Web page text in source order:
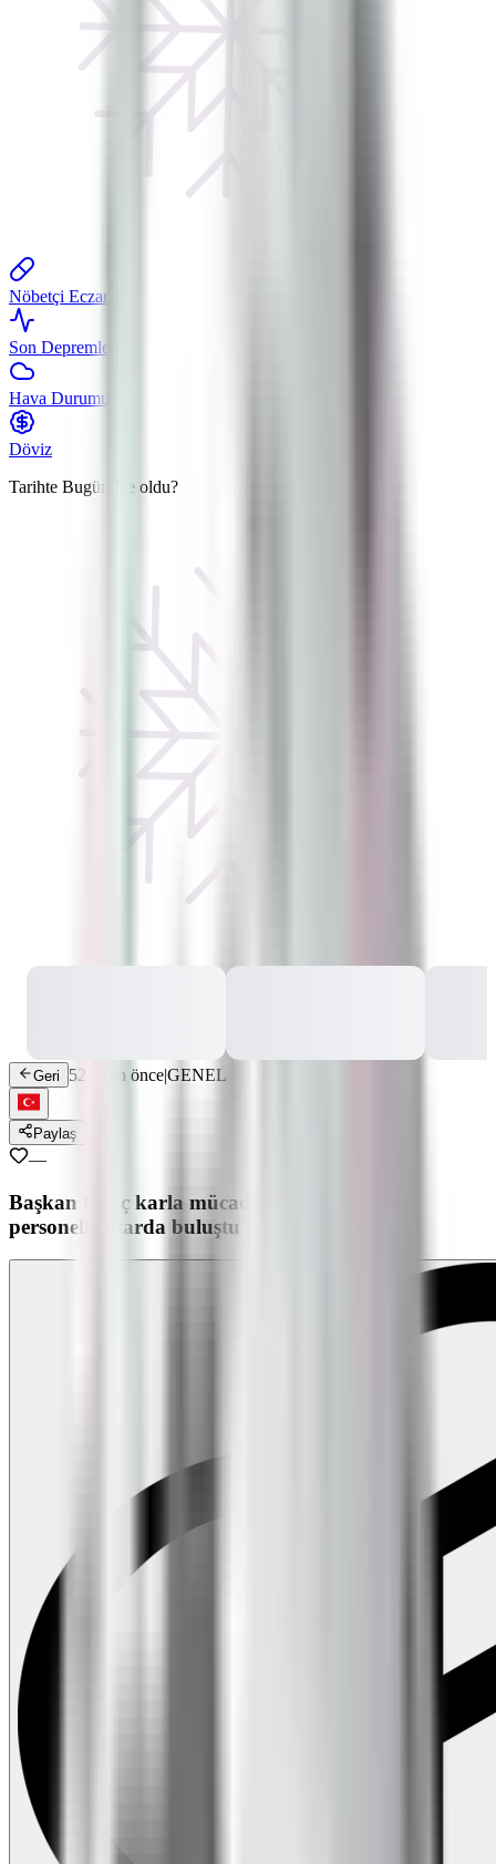
Nöbetçi Eczane
Son Depremler
Hava Durumu
Döviz
Tarihte Bugün
Ne oldu?
Geri 523 gün önce|GENEL
Paylaş
—
Başkan Genç karla mücadelede görev alan
personelle iftarda buluştu